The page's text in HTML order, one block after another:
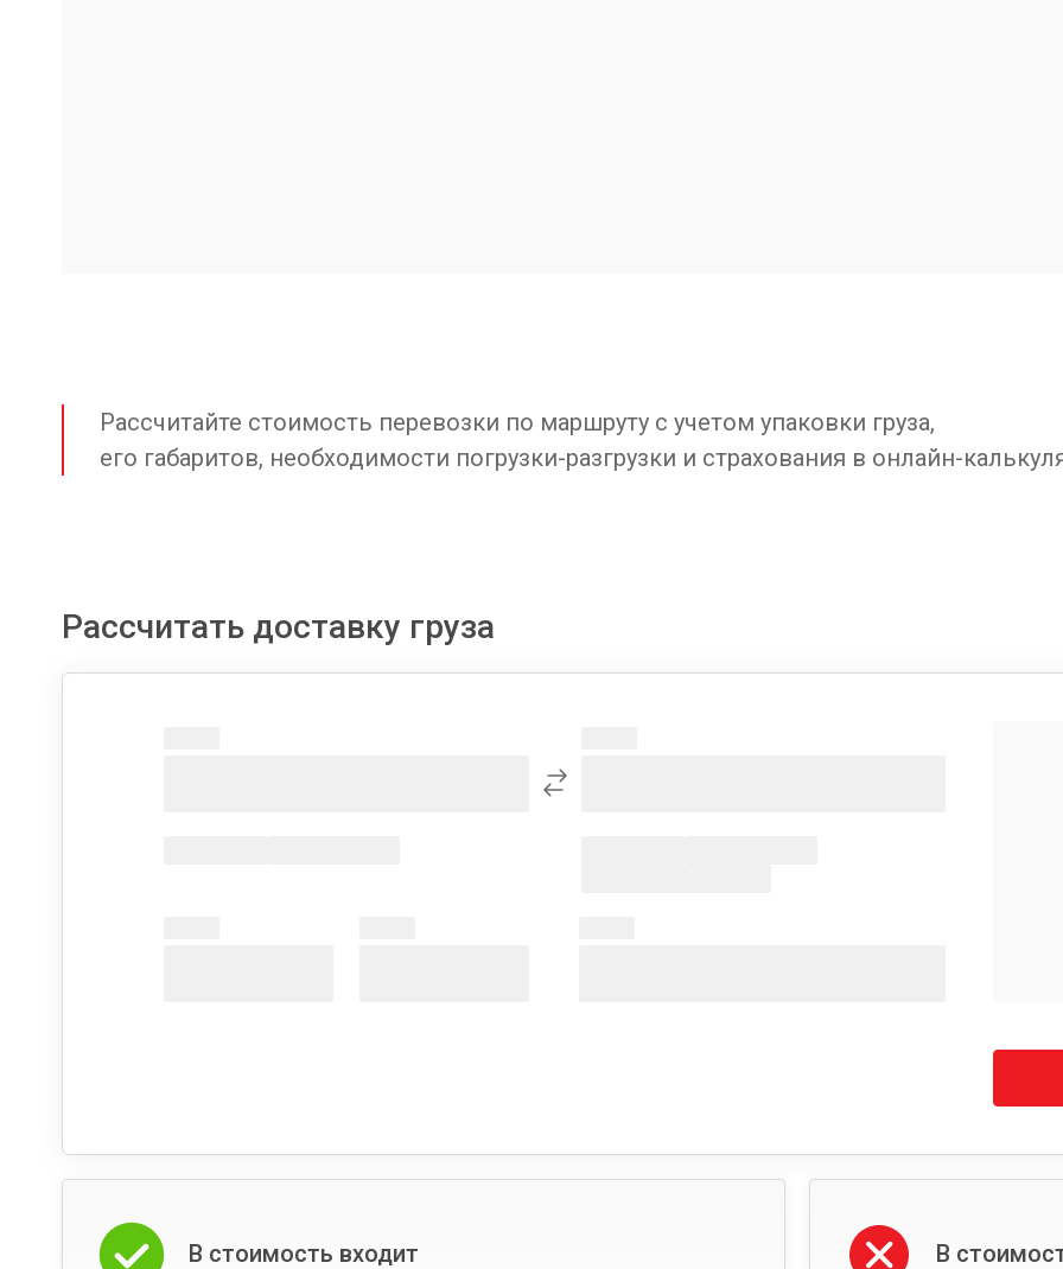
Рассчитайте стоимость перевозки по маршруту с учетом упаковки груза,
его габаритов, необходимости погрузки-разгрузки и страхования в онлайн-
Рассчитать доставку груза
В стоимость входит В